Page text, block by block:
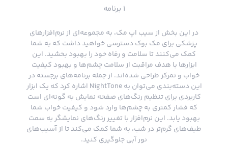
1 برنامه
در این بخش از سیب اپ مک، به مجموعه‌ای از نرم‌افزارهای
پزشکی برای مک بوک دسترسی خواهید داشت که به شما
کمک می‌کنند تا سلامت و رفاه خود را بهبود بخشید. این
ابزارها با هدف مراقبت از سلامت چشم‌ها و بهبود کیفیت
خواب و تمرکز طراحی شده‌اند. از جمله برنامه‌های برجسته در
این دسته‌بندی می‌توان به NightTone اشاره کرد که یک ابزار
کاربردی برای تنظیم رنگ‌های صفحه نمایش به گونه‌ای است
که فشار کمتری به چشم‌ها وارد شود و کیفیت خواب شما
بهبود یابد. این نرم‌افزار با تغییر رنگ‌های نمایشگر به سمت
طیف‌های گرم‌تر در شب، به شما کمک می‌کند تا از آسیب‌های
نور آبی جلوگیری کنید.